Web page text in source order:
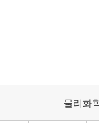
물리화